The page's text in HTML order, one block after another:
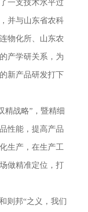
一支技术水平过
并与山东省农科
物化所、山东农
产学研关系 ，为
新产品研发打下
精战略”，暨精细
性能，提高产品
生产，在生产工
做精准定位，打
则邦“之义，我们